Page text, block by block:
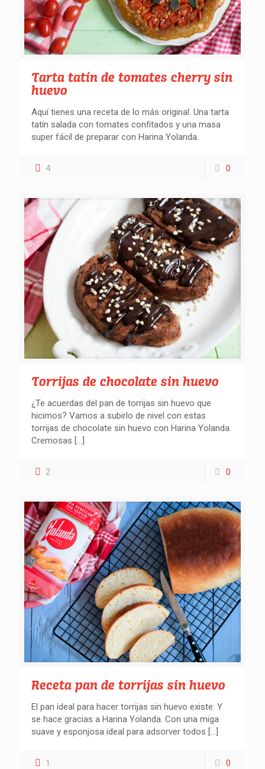
Tarta tatín de tomates cherry sin
huevo
Aquí tienes una receta de lo más original. Una tarta
tatín salada con tomates confitados y una masa
super fácil de preparar con Harina Yolanda.
4 0
Torrijas de chocolate sin huevo
¿Te acuerdas del pan de torrijas sin huevo que
hicimos? Vamos a subirlo de nivel con estas
torrijas de chocolate sin huevo con Harina Yolanda.
Cremosas […]
2 0
Receta pan de torrijas sin huevo
El pan ideal para hacer torrijas sin huevo existe. Y
se hace gracias a Harina Yolanda. Con una miga
suave y esponjosa ideal para adsorver todos […]
1 0